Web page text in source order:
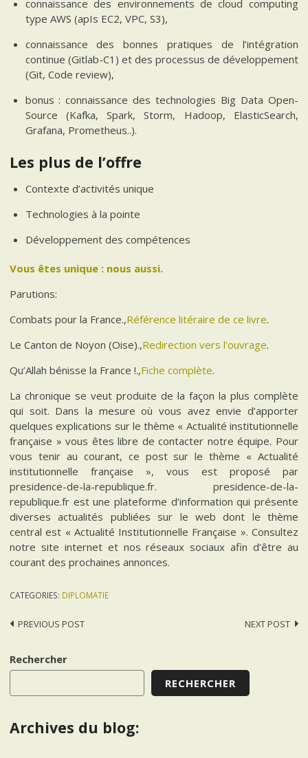
connaissance des environnements de cloud computing
type AWS (apIs EC2, VPC, S3),
connaissance des bonnes pratiques de l’intégration
continue (Gitlab-C1) et des processus de développement
(Git, Code review),
bonus : connaissance des technologies Big Data Open-
Source (Kafka, Spark, Storm, Hadoop, ElasticSearch,
Grafana, Prometheus..).
Les plus de l’offre
Contexte d’activités unique
Technologies à la pointe
Développement des compétences
Vous êtes unique : nous aussi.
Parutions:
Combats pour la France.,Référence litéraire de ce livre.
Le Canton de Noyon (Oise).,Redirection vers l’ouvrage.
Qu’Allah bénisse la France !.,Fiche complète.
La chronique se veut produite de la façon la plus complète
qui soit. Dans la mesure où vous avez envie d’apporter
quelques explications sur le thème « Actualité institutionnelle
française » vous êtes libre de contacter notre équipe. Pour
vous tenir au courant, ce post sur le thème « Actualité
institutionnelle française », vous est proposé par
presidence-de-la-republique.fr. presidence-de-la-
republique.fr est une plateforme d’information qui présente
diverses actualités publiées sur le web dont le thème
central est « Actualité Institutionnelle Française ». Consultez
notre site internet et nos réseaux sociaux afin d’être au
courant des prochaines annonces.
CATEGORIES: DIPLOMATIE
Post
PREVIOUS POST NEXT POST
Rechercher
RECHERCHER
Archives du blog: